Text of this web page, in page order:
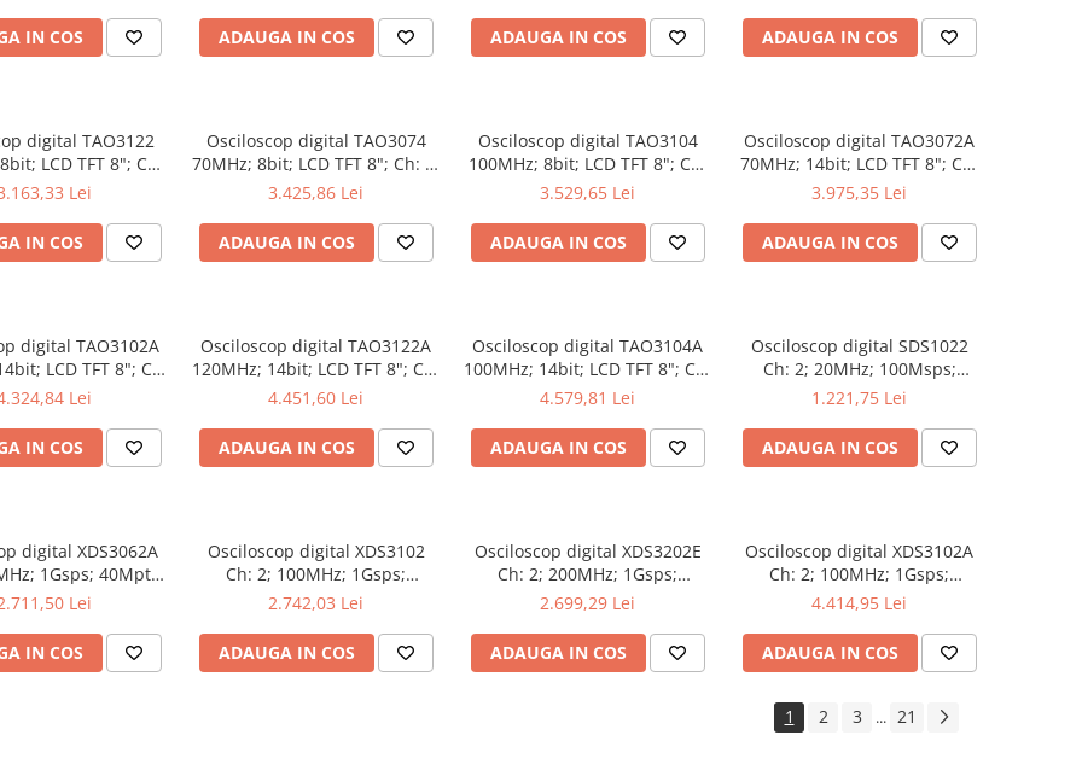
IN COS ADAUGA IN COS ADAUGA IN COS ADAUGA IN COS
digital TAO3122
LCD TFT 8"; Ch:
40Mpts ce include
Lei
IN COS
Osciloscop digital TAO3074
70MHz; 8bit; LCD TFT 8"; Ch: 4;
1Gsps; 40Mpts compatibil cu
3.425,86 Lei
ADAUGA IN COS
Osciloscop digital TAO3104
100MHz; 8bit; LCD TFT 8"; Ch:
4; 1Gsps; 40Mpts inclus in
3.529,65 Lei
ADAUGA IN COS
Osciloscop digital TAO3072A
70MHz; 14bit; LCD TFT 8"; Ch:
2; 1Gsps; 40Mpts dotat cu
3.975,35 Lei
ADAUGA IN COS
digital TAO3102A
LCD TFT 8"; Ch:
40Mpts dotat cu
Lei
IN COS
Osciloscop digital TAO3122A
120MHz; 14bit; LCD TFT 8"; Ch:
2; 1Gsps; 40Mpts integrat cu
4.451,60 Lei
ADAUGA IN COS
Osciloscop digital TAO3104A
100MHz; 14bit; LCD TFT 8"; Ch:
4; 1Gsps; 40Mpts care permite
4.579,81 Lei
ADAUGA IN COS
Osciloscop digital SDS1022
Ch: 2; 20MHz; 100Msps;
10kpts; LCD 7"S; 15W care
1.221,75 Lei
ADAUGA IN COS
digital XDS3062A
1Gsps; 40Mpts;
8"; XDS care ofera
Lei
IN COS
Osciloscop digital XDS3102
Ch: 2; 100MHz; 1Gsps;
40Mpts; LCD TFT 8"; XDS ce
2.742,03 Lei
ADAUGA IN COS
Osciloscop digital XDS3202E
Ch: 2; 200MHz; 1Gsps;
40Mpts; LCD TFT 8"; XDS
serială
2.699,29 Lei
ADAUGA IN COS
Osciloscop digital XDS3102A
Ch: 2; 100MHz; 1Gsps;
40Mpts; LCD TFT 8"; XDS bazat
4.414,95 Lei
ADAUGA IN COS
1 2 3 ... 21